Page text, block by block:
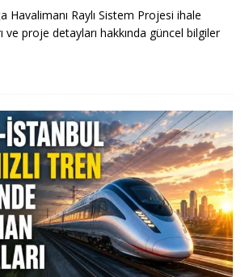
Havalimanı Raylı Sistem Projesi ihale
ve proje detayları hakkında güncel bilgiler